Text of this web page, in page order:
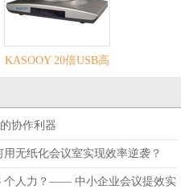
KASOOY 20倍USB高
协作利器
无纸化会议室实现效率逆袭？
个人力？—— 中小企业会议提效实